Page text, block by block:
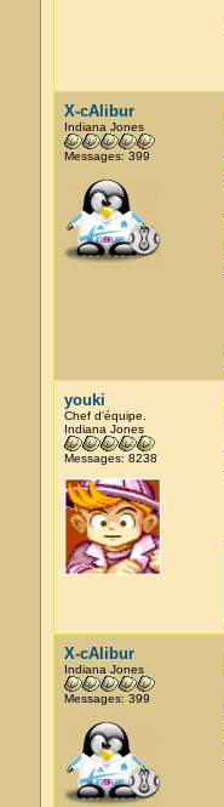
X-cAlibur
Indiana Jones
Messages: 399
youki
Chef d'équipe.
Indiana Jones
Messages: 8238
X-cAlibur
Indiana Jones
Messages: 399